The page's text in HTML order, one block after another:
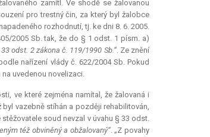
zamítl. Ve shodě se žalovanou
pro trestný čin, za který byl žalobce
rozhodnutí, tj. ke dni 8. 6. 2005.
2005 Sb. tak, že do § 1 odst. 1 písm. a)
odst. 2 zákona č. 119/1990 Sb.“. Ze znění
nařízení vlády č. 622/2004 Sb. Pokud
uvedenou novelizaci.
ve které zejména namítal, že žalovaná i
vazebně stíhán a později rehabilitován,
soud nevzal v úvahu § 33 odst.
též obviněný a obžalovaný“. „Z povahy